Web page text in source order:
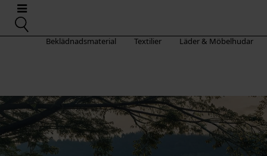
Beklädnadsmaterial Textilier Läder & Möbelhudar